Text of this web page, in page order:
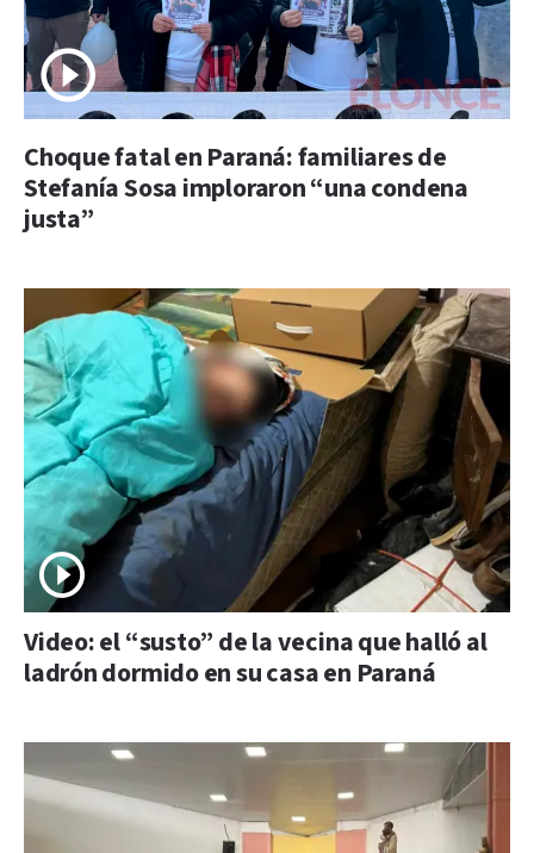
Choque fatal en Paraná: familiares de
Stefanía Sosa imploraron “una condena
justa”
Video: el “susto” de la vecina que halló al
ladrón dormido en su casa en Paraná